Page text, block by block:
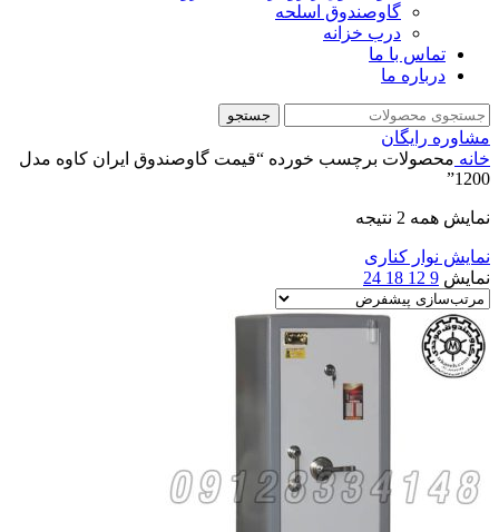
گاوصندوق اسلحه
درب خزانه
تماس با ما
درباره ما
جستجو
مشاوره رایگان
خانه محصولات برچسب خورده “قیمت گاوصندوق ایران کاوه مدل
1200”
نمایش همه 2 نتیجه
نمایش نوار کناری
نمایش 9
12
18
24